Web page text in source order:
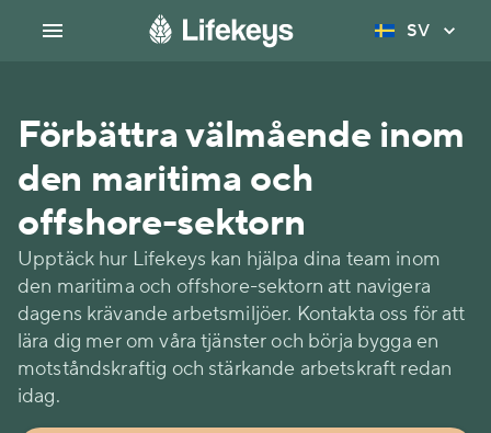
SV
Förbättra välmående inom
den maritima och
offshore-sektorn
Upptäck hur Lifekeys kan hjälpa dina team inom
den maritima och offshore-sektorn att navigera
dagens krävande arbetsmiljöer. Kontakta oss för att
lära dig mer om våra tjänster och börja bygga en
motståndskraftig och stärkande arbetskraft redan
idag.